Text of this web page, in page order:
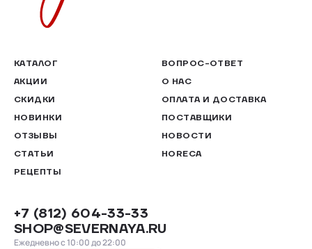
КАТАЛОГ
АКЦИИ
СКИДКИ
НОВИНКИ
ОТЗЫВЫ
СТАТЬИ
РЕЦЕПТЫ
ВОПРОС-ОТВЕТ
О НАС
ОПЛАТА И ДОСТАВКА
ПОСТАВЩИКИ
НОВОСТИ
HORECA
+7 (812) 604-33-33
SHOP@SEVERNAYA.RU
Ежедневно с 10:00 до 22:00